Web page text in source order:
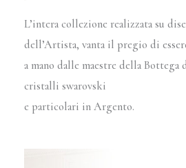
L’intera collezione realizzata su
dell’Artista, vanta il pregio di
a mano dalle maestre della Bottega
cristalli swarovski
e particolari in Argento.